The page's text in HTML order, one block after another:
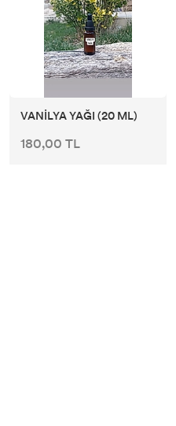
VANİLYA YAĞI (20 ML)
180,00 TL